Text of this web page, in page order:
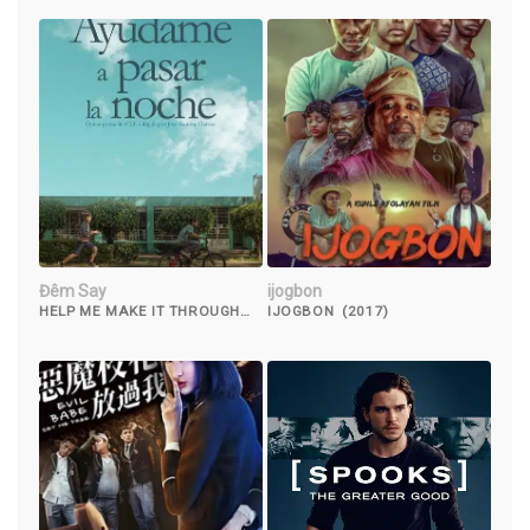
Đêm Say
HELP ME MAKE IT THROUGH
ijogbon
IJOGBON (2017)